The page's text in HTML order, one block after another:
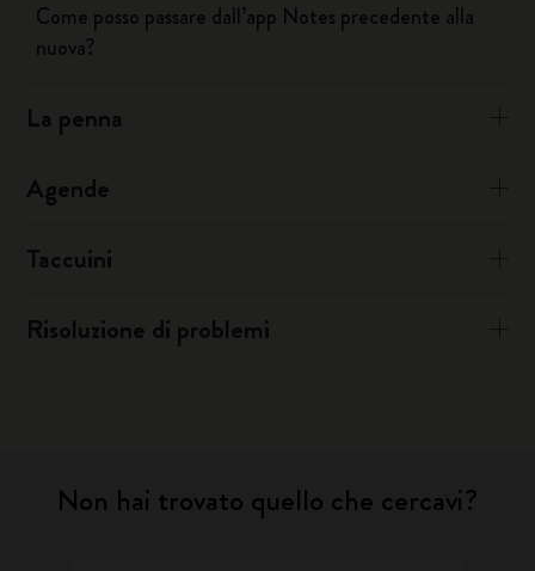
Come posso passare dall’app Notes precedente alla
nuova?
La penna
Agende
Taccuini
Risoluzione di problemi
Non hai trovato quello che cercavi?